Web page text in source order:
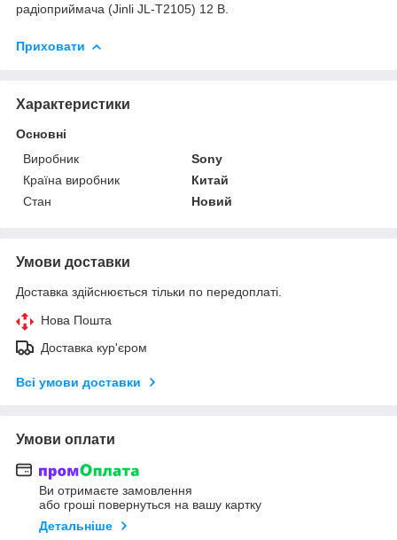
радіоприймача (Jinli JL-T2105) 12 В.
Приховати
Характеристики
Основні
Виробник
Sony
Країна виробник
Китай
Стан
Новий
Умови доставки
Доставка здійснюється тільки по передоплаті.
Нова Пошта
Доставка кур'єром
Всі умови доставки
Умови оплати
Ви отримаєте замовлення
або гроші повернуться на вашу картку
Детальніше